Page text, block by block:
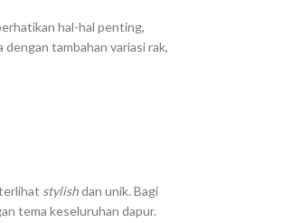
hal-hal penting,
tambahan variasi rak,
stylishdan unik. Bagi
tema keseluruhan dapur.